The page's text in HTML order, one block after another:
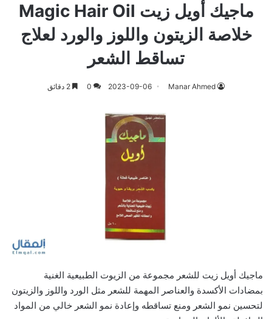
ماجيك أويل زيت Magic Hair Oil
خلاصة الزيتون واللوز والورد لعلاج
تساقط الشعر
Manar Ahmed
2023-09-06
0
ماجيك أويل زيت للشعر مجموعة من الزيوت الطبيعية الغنية
بمضادات الأكسدة والعناصر المهمة للشعر مثل الورد واللوز والزيتون
لتحسين نمو الشعر ومنع تساقطه وإعادة نمو الشعر خالي من المواد